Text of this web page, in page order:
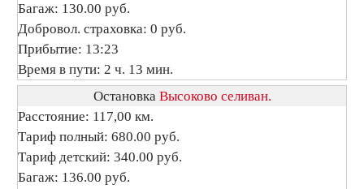
Багаж: 130.00 руб.
Добровол. страховка: 0 руб.
Прибытие: 13:23
Время в пути: 2 ч. 13 мин.
Остановка Высоково селиван.
Расстояние: 117,00 км.
Тариф полный: 680.00 руб.
Тариф детский: 340.00 руб.
Багаж: 136.00 руб.